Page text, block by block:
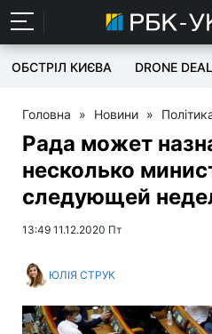
ОБСТРІЛ КИЄВА DRONE
Головна » Новини »
Рада может
несколько
следующей
13:49 11.12.2020 Пт
ЮЛІЯ СТРУК